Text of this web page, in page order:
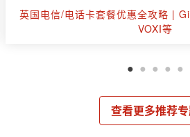
英国出行玩乐购票优惠汇总：伦敦
园、游船等
查看更多推荐